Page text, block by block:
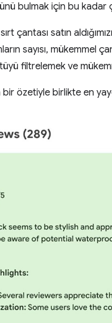
bulmak için bu kadar
çantası satın
sayısı, mükemmel
filtrelemek ve
bir özetiyle birlikte en